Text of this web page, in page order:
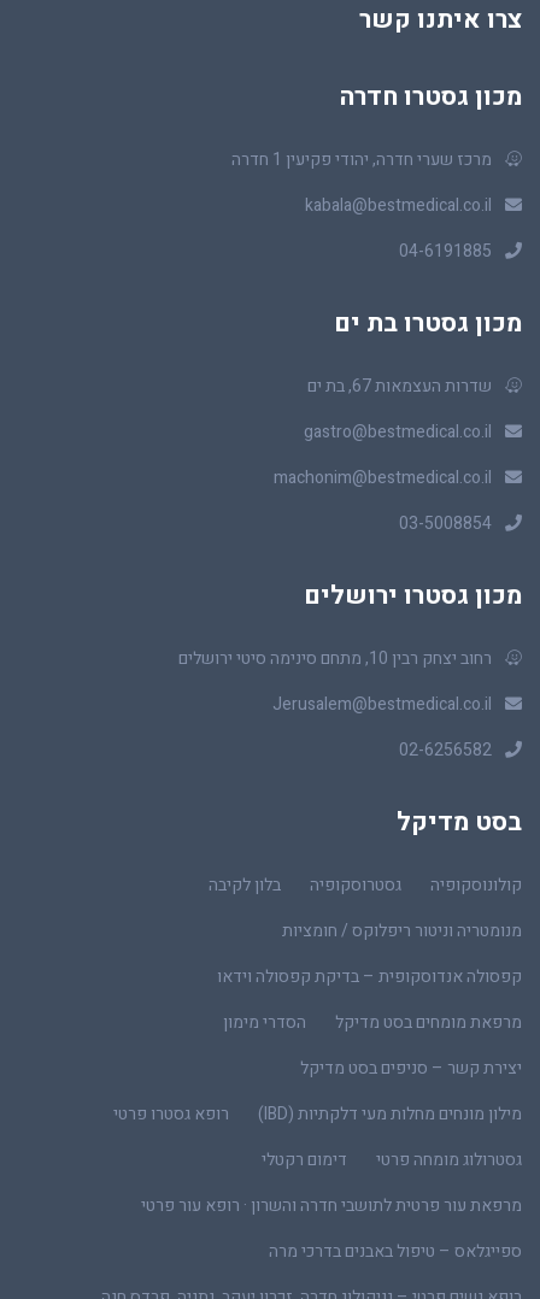
צרו איתנו קשר
מכון גסטרו חדרה
מרכז שערי חדרה, יהודי פקיעין 1 חדרה
kabala@bestmedical.co.il
04-6191885
מכון גסטרו בת ים
שדרות העצמאות 67, בת ים
gastro@bestmedical.co.il
machonim@bestmedical.co.il
03-5008854
מכון גסטרו ירושלים
רחוב יצחק רבין 10, מתחם סינימה סיטי ירושלים
Jerusalem@bestmedical.co.il
02-6256582
בסט מדיקל
קולונוסקופיה גסטרוסקופיה
בלון לקיבה
מנומטריה וניטור ריפלוקס / חומציות
קפסולה אנדוסקופית – בדיקת קפסולה וידאו
מרפאת מומחים בסט מדיקל
הסדרי מימון
יצירת קשר – סניפים בסט מדיקל
מילון מונחים מחלות מעי דלקתיות (IBD)
רופא גסטרו פרטי
גסטרולוג מומחה פרטי
דימום רקטלי
מרפאת עור פרטית לתושבי חדרה והשרון · רופא עור פרטי
ספייגלאס – טיפול באבנים בדרכי מרה